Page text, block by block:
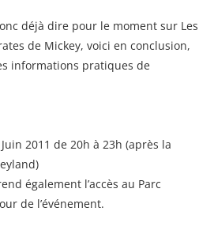
déjà dire pour le moment sur Les
de Mickey, voici en conclusion,
informations pratiques de
2011 de 20h à 23h (après la
également l’accès au Parc
de l’événement.